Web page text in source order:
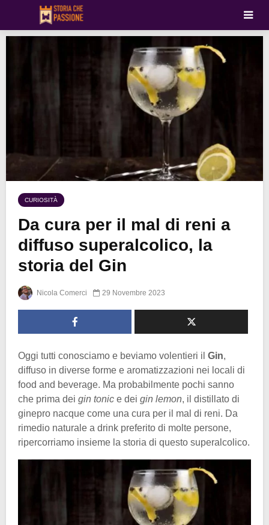
CURIOSITÀ
Da cura per il mal di reni a
diffuso superalcolico, la
storia del Gin
Nicola Comerci 29 Novembre 2023
Oggi tutti conosciamo e beviamo volentieri il Gin,
diffuso in diverse forme e aromatizzazioni nei locali di
food and beverage. Ma probabilmente pochi sanno
che prima dei gin tonic e dei gin lemon, il distillato di
ginepro nacque come una cura per il mal di reni. Da
rimedio naturale a drink preferito di molte persone,
ripercorriamo insieme la storia di questo superalcolico.